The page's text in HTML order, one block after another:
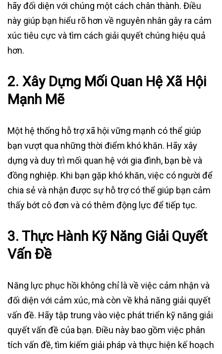
hãy đối diện với chúng một cách chân thành. Điều
này giúp bạn hiểu rõ hơn về nguyên nhân gây ra cảm
xúc tiêu cực và tìm cách giải quyết chúng hiệu quả
hơn.
2. Xây Dựng Mối Quan Hệ Xã Hội
Mạnh Mẽ
Một hệ thống hỗ trợ xã hội vững mạnh có thể giúp
bạn vượt qua những thời điểm khó khăn. Hãy xây
dựng và duy trì mối quan hệ với gia đình, bạn bè và
đồng nghiệp. Khi bạn gặp khó khăn, việc có người để
chia sẻ và nhận được sự hỗ trợ có thể giúp bạn cảm
thấy bớt cô đơn và có thêm động lực để tiếp tục.
3. Thực Hành Kỹ Năng Giải Quyết
Vấn Đề
Năng lực phục hồi không chỉ là về việc cảm nhận và
đối diện với cảm xúc, mà còn về khả năng giải quyết
vấn đề. Hãy tập trung vào việc phát triển kỹ năng giải
quyết vấn đề của bạn. Điều này bao gồm việc phân
tích vấn đề, tìm kiếm giải pháp và thực hiện kế hoạch